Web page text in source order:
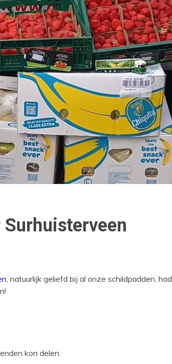
, natuurlijk geliefd bij al onze schildpadden, had
kon delen.